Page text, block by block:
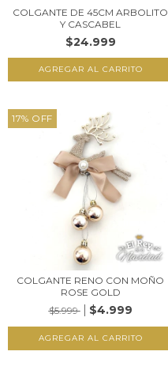
COLGANTE DE 45CM ARBOLITO
Y CASCABEL
$24.999
17% OFF
COLGANTE RENO CON MOÑO
ROSE GOLD
$5.999
$4.999